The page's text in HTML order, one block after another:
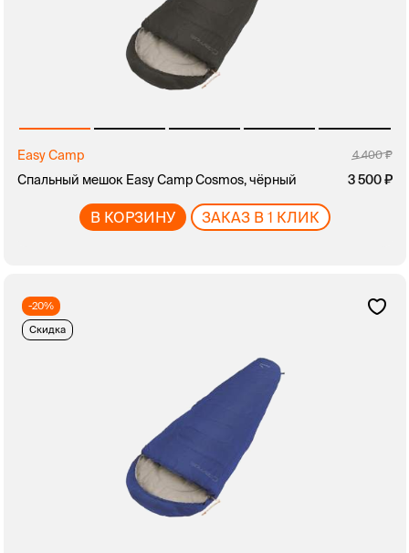
Easy Camp 4 400
Спальный мешок Easy Camp Cosmos, чёрный 3 500
В КОРЗИНУ ЗАКАЗ В 1 КЛИК
-20%
Скидка